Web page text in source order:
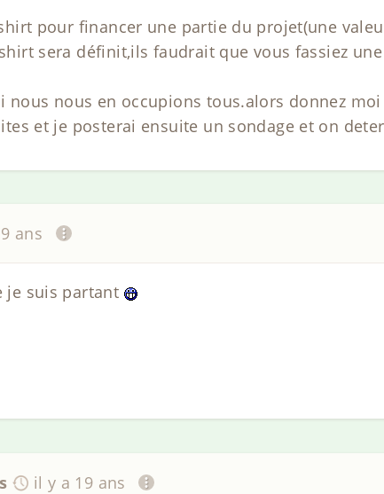
pour financer une partie du projet(une
sera définit,ils faudrait que vous fassiez
nous nous en occupions tous.alors donnez
et je posterai ensuite un sondage et on
ans
je suis partant
il y a 19 ans